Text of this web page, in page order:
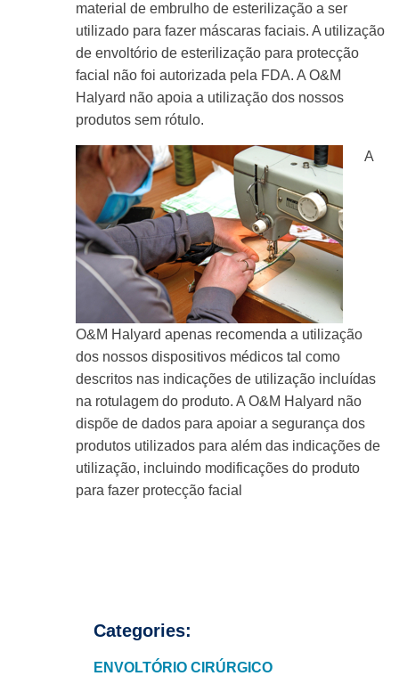
material de embrulho de esterilização a ser
utilizado para fazer máscaras faciais. A utilização
de envoltório de esterilização para protecção
facial não foi autorizada pela FDA. A O&M
Halyard não apoia a utilização dos nossos
produtos sem rótulo.
A
O&M Halyard apenas recomenda a utilização
dos nossos dispositivos médicos tal como
descritos nas indicações de utilização incluídas
na rotulagem do produto. A O&M Halyard não
dispõe de dados para apoiar a segurança dos
produtos utilizados para além das indicações de
utilização, incluindo modificações do produto
para fazer protecção facial
Categories:
ENVOLTÓRIO CIRÚRGICO